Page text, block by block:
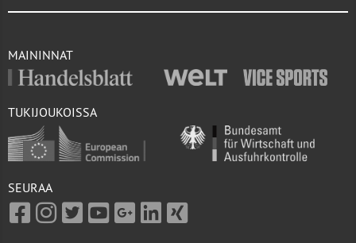
MAININNAT
TUKIJOUKOISSA
SEURAA